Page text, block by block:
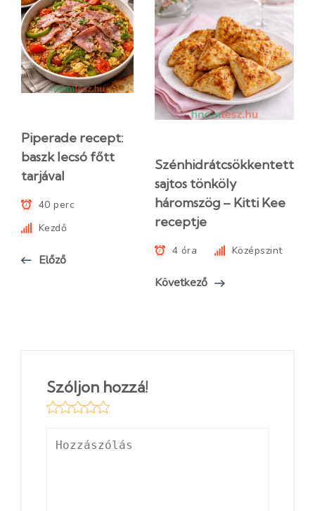
Piperade recept:
baszk lecsó főtt
tarjával
40 perc
Kezdő
Előző
Szénhidrátcsökkentett
sajtos tönköly
háromszög – Kitti Kee
receptje
4 óra Középszint
Következő
Szóljon hozzá!